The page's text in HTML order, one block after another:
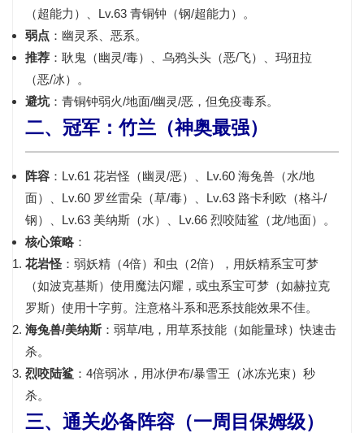
（超能力）、Lv.63 青铜钟（钢/超能力）。
弱点 ：幽灵系、恶系。
推荐 ：耿鬼（幽灵/毒）、乌鸦头头（恶/飞）、玛狃拉
（恶/冰）。
避坑：青铜钟弱火/地面/幽灵/恶，但免疫毒系。
二、冠军：竹兰（神奥最强）
阵容 ：Lv.61 花岩怪（幽灵/恶）、Lv.60 海兔兽（水/地
面）、Lv.60 罗丝雷朵（草/毒）、Lv.63 路卡利欧（格斗/
钢）、Lv.63 美纳斯（水）、Lv.66 烈咬陆鲨（龙/地面）。
核心策略 ：
花岩怪 ：弱妖精（4倍）和虫（2倍），用妖精系宝可梦
（如波克基斯）使用魔法闪耀，或虫系宝可梦（如赫拉克
罗斯）使用十字剪。注意格斗系和恶系技能效果不佳。
海兔兽/美纳斯：弱草/电，用草系技能（如能量球）快速击
杀。
烈咬陆鲨 ： 4倍弱冰 ，用冰伊布/暴雪王（冰冻光束）秒
杀。
三、通关必备阵容（一周目保姆级）